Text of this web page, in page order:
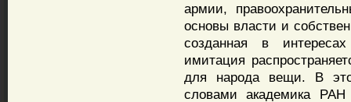
армии,
основы власти и
созданная в
имитация
для народа вещи. В
словами академика